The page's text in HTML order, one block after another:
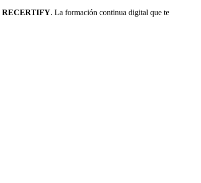
RECERTIFY. La formación continua digital que te